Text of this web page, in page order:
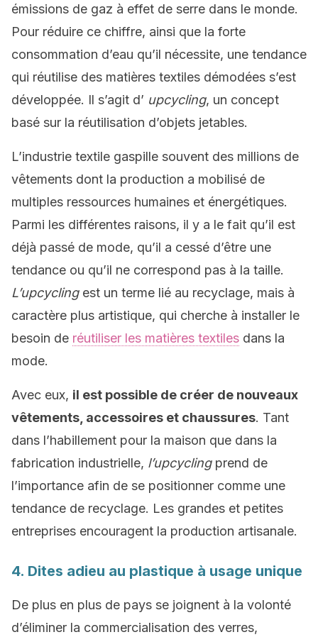
émissions de gaz à effet de serre dans le monde.
Pour réduire ce chiffre, ainsi que la forte
consommation d’eau qu’il nécessite, une tendance
qui réutilise des matières textiles démodées s’est
développée. Il s’agit d’ upcycling, un concept
basé sur la réutilisation d’objets jetables.
L’industrie textile gaspille souvent des millions de
vêtements dont la production a mobilisé de
multiples ressources humaines et énergétiques.
Parmi les différentes raisons, il y a le fait qu’il est
déjà passé de mode, qu’il a cessé d’être une
tendance ou qu’il ne correspond pas à la taille.
L’upcyclingest un terme lié au recyclage, mais à
caractère plus artistique, qui cherche à installer le
besoin de réutiliser les matières textiles dans la
mode.
Avec eux, il est possible de créer de nouveaux
vêtements, accessoires et chaussures. Tant
dans l’habillement pour la maison que dans la
fabrication industrielle, l’upcyclingprend de
l’importance afin de se positionner comme une
tendance de recyclage. Les grandes et petites
entreprises encouragent la production artisanale.
4. Dites adieu au plastique à usage unique
De plus en plus de pays se joignent à la volonté
d’éliminer la commercialisation des verres,